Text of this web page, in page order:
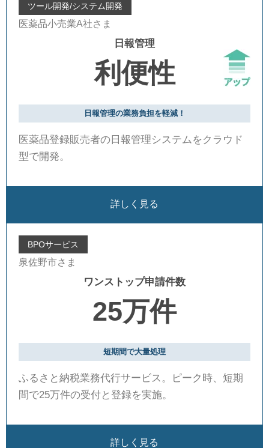
ツール開発/システム開発
医薬品小売業A社さま
日報管理
利便性
日報管理の業務負担を軽減！
医薬品登録販売者の日報管理システムをクラウド
型で開発。
詳しく見る
BPOサービス
泉佐野市さま
ワンストップ申請件数
25万件
短期間で大量処理
ふるさと納税業務代行サービス。ピーク時、短期
間で25万件の受付と登録を実施。
詳しく見る